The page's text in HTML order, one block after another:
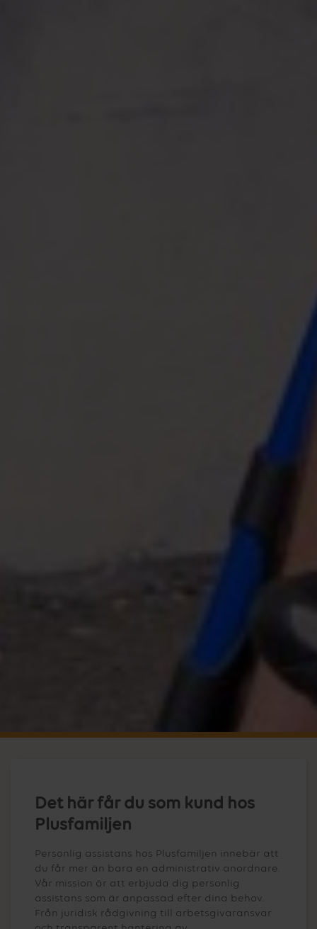
Det här får du som kund hos
Plusfamiljen
Personlig assistans hos Plusfamiljen innebär att
du får mer än bara en administrativ anordnare.
Vår mission är att erbjuda dig personlig
assistans som är anpassad efter dina behov.
Från juridisk rådgivning till arbetsgivaransvar